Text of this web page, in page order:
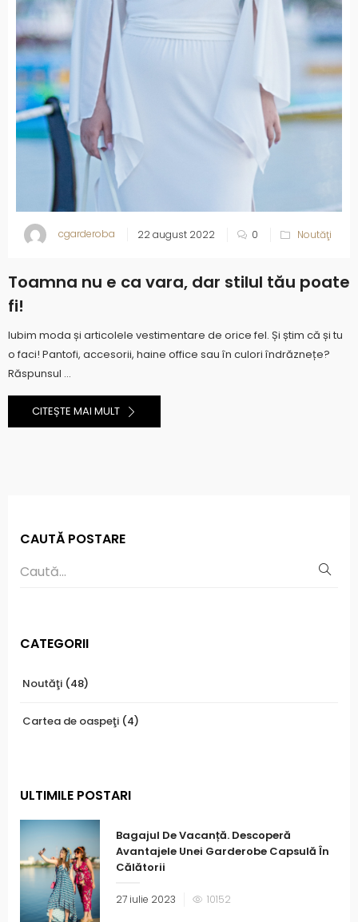
cgarderoba 22 august 2022 0 Noutăţi
Toamna nu e ca vara, dar stilul tău poate
fi!
Iubim moda și articolele vestimentare de orice fel. Și știm că și tu
o faci! Pantofi, accesorii, haine office sau în culori îndrăznețe?
Răspunsul ...
CITEȘTE MAI MULT
CAUTĂ POSTARE
CATEGORII
Noutăţi (48)
Cartea de oaspeţi (4)
ULTIMILE POSTARI
Bagajul De Vacanță. Descoperă
Avantajele Unei Garderobe Capsulă În
Călătorii
27 iulie 2023 10152